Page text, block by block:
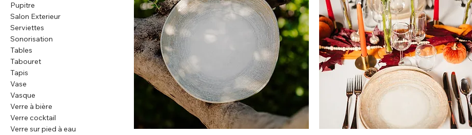
Pupitre
Salon Exterieur
Serviettes
Sonorisation
Tables
Tabouret
Tapis
Vase
Vasque
Verre à bière
Verre cocktail
Verre sur pied à eau